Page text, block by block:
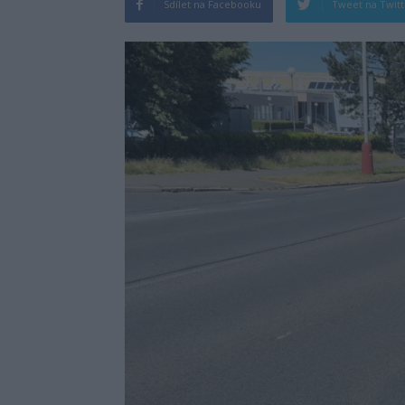
Sdílet na Facebooku Tweet na